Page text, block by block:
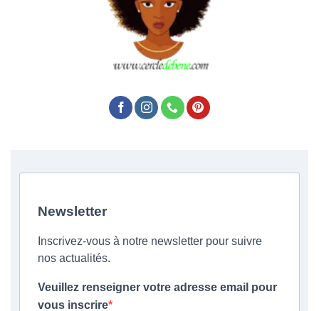
Newsletter
Inscrivez-vous à notre newsletter pour suivre
nos actualités.
Veuillez renseigner votre adresse email pour
vous inscrire